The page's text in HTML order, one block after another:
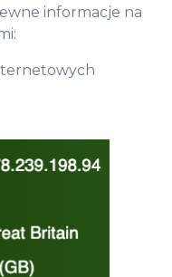
informacje na